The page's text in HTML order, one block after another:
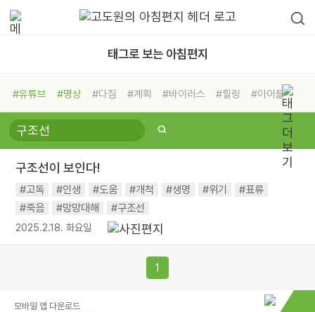
태그로 보는 아침편지
#유튜브 #명상 #다짐 #계획 #바이러스 #힐링
#아이들
#비전캠프
#독서캠프 #삶
#희망
#나눔 #친구 #링컨학교
#독서
#건강 #면역력
구조선이 보인다!
#고독 #인생 #도움 #개척 #생명 #위기
#표류
#죽음
#망망대해 #구조선
2025.2.18. 화요일
1
모바일 앱 다운로드